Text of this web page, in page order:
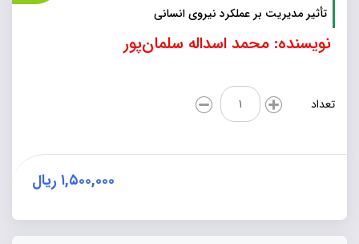
تأثیر مدیریت بر عملکرد نیروی انسانی
نویسنده: محمد اسداله سلمان‌پور
تعداد
تأثیر
مدیریت
نیروی
۱,۵۰۰,۰۰۰ ریال